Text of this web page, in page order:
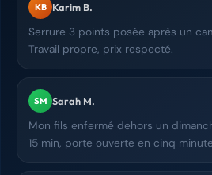
KB Karim B.
Serrure 3 points posée après un
Travail propre, prix respecté.
SM Sarah M.
Mon fils enfermé dehors un
15 min, porte ouverte en cinq